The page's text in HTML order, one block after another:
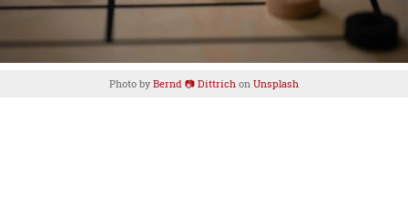
Photo by Bernd 📷 Dittrich on Unsplash